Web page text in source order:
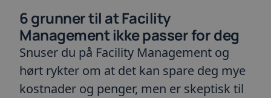
6 grunner til at Facility
Management ikke passer for deg
Snuser du på Facility Management og
hørt rykter om at det kan spare deg mye
kostnader og penger, men er skeptisk til